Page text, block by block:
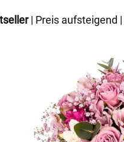
| Preis aufsteigend |